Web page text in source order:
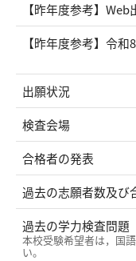
【昨年度参考】Web
【昨年度参考】令
出願状況
検査会場
合格者の発表
過去の志願者数及び
過去の学力検査問題
本校受験希望者は，国
い。